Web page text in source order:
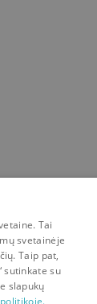
Tai
svetainėje
Taip pat,
sutinkate su
slapukų